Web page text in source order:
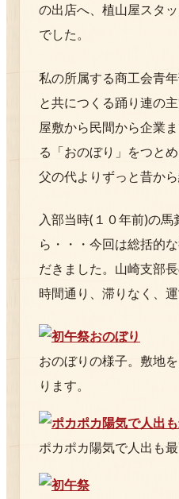
の出店へ、植山屋スタ
でした。
私の所属する商工会青
と共につくる踊り連の
屋敷から民間から企業
る「おのぼり」をつと
父の代よりずっと昔か
入部当時(１０年前)の
ら・・・今回は総括的
だきました。山崎支部
時間通り、滞りなく、運
おのぼりの様子。敷地
ります。
ポカポカ陽気で人出も